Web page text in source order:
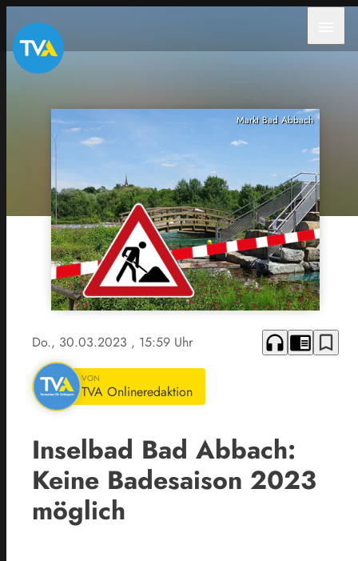
Markt Bad Abbach
Do., 30.03.2023 , 15:59 Uhr headphones chrome_reader_mode bookmark_border
VON
TVA Onlineredaktion
Inselbad Bad Abbach:
Keine Badesaison 2023
möglich